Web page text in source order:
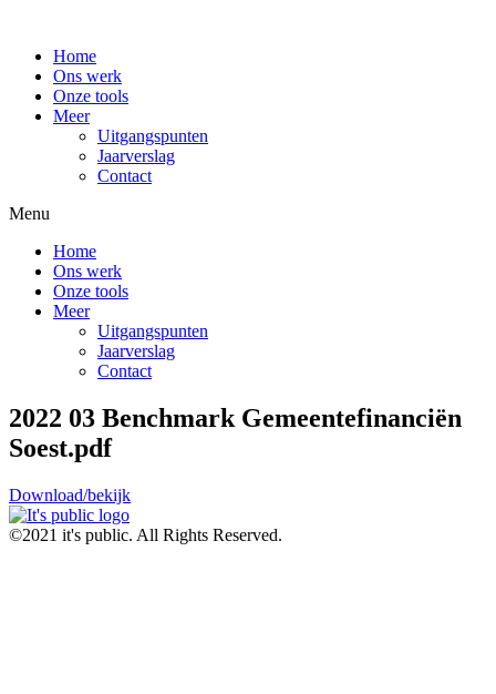
Home
Ons werk
Onze tools
Meer
Uitgangspunten
Jaarverslag
Contact
Menu
Home
Ons werk
Onze tools
Meer
Uitgangspunten
Jaarverslag
Contact
2022 03 Benchmark Gemeentefinanciën
Soest.pdf
Download/bekijk
©2021 it's public. All Rights Reserved.